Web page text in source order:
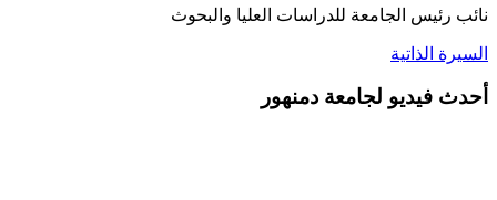
نائب رئيس الجامعة للدراسات العليا والبحوث
السيرة الذاتية
أحدث فيديو لجامعة دمنهور